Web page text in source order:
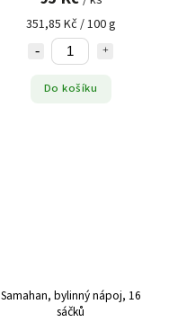
351,85 Kč / 100 g
Do košíku
Samahan, bylinný nápoj, 16
sáčků